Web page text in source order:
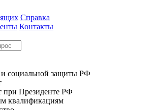
Справка
Контакты
и социальной защиты РФ
при Президенте РФ
квалификациям